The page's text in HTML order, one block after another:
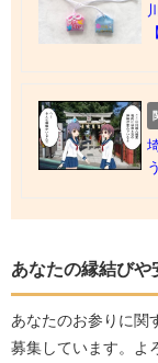
う
あなたの縁結びや
あなたのお参りに関
募集しています。よ